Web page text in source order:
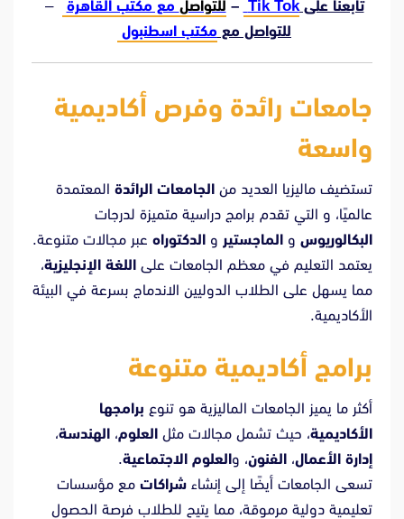
تابعنا علىTik Tok
– للتواصل مع مكتب القاهرة
–
للتواصل مع مكتب اسطنبول
جامعات رائدة وفرص أكاديمية
واسعة
تستضيف ماليزيا العديد من الجامعات الرائدة المعتمدة
عالميًا، و التي تقدم برامج دراسية متميزة لدرجات
البكالوريوس و الماجستير و الدكتوراه عبر مجالات متنوعة.
يعتمد التعليم في معظم الجامعات على اللغة الإنجليزية،
مما يسهل على الطلاب الدوليين الاندماج بسرعة في البيئة
الأكاديمية.
برامج أكاديمية متنوعة
أكثر ما يميز الجامعات الماليزية هو تنوع برامجها
الأكاديمية، حيث تشمل مجالات مثل العلوم، الهندسة،
إدارة الأعمال، الفنون، والعلوم الاجتماعية.
تسعى الجامعات أيضًا إلى إنشاء شراكات مع مؤسسات
تعليمية دولية مرموقة، مما يتيح للطلاب فرصة الحصول